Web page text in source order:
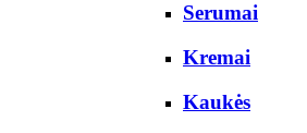
Serumai
Kremai
Kaukės